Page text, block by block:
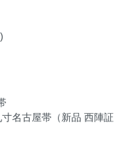
名古屋帯（新品 西陣証